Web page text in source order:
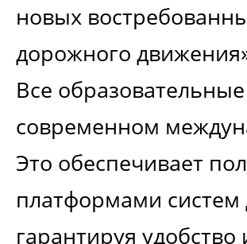
новых
дорожного
Все
современном
Это обеспечивает
платформами систем
гарантируя